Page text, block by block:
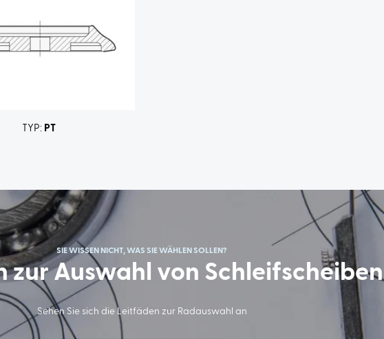
TYP: PT
SIE WISSEN NICHT, WAS SIE WÄHLEN SOLLEN?
zur Auswahl von Schleifscheiben
Sehen Sie sich die Leitfäden zur Radauswahl an